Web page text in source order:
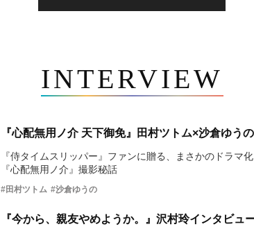
INTERVIEW
『心配無用ノ介 天下御免』田村ツトム×沙倉ゆう
『侍タイムスリッパー』ファンに贈る、まさかのドラマ
『心配無用ノ介』撮影秘話
#田村ツトム #沙倉ゆうの
『今から、親友やめようか。』沢村玲インタビュ